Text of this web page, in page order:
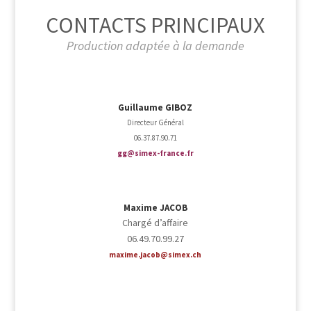
CONTACTS PRINCIPAUX
Production adaptée à la demande
Guillaume GIBOZ
Directeur Général
06.37.87.90.71
gg@simex-france.fr
Maxime JACOB
Chargé d’affaire
06.49.70.99.27
maxime.jacob@simex.ch